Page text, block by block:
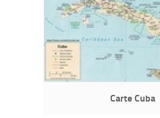
Carte Cuba